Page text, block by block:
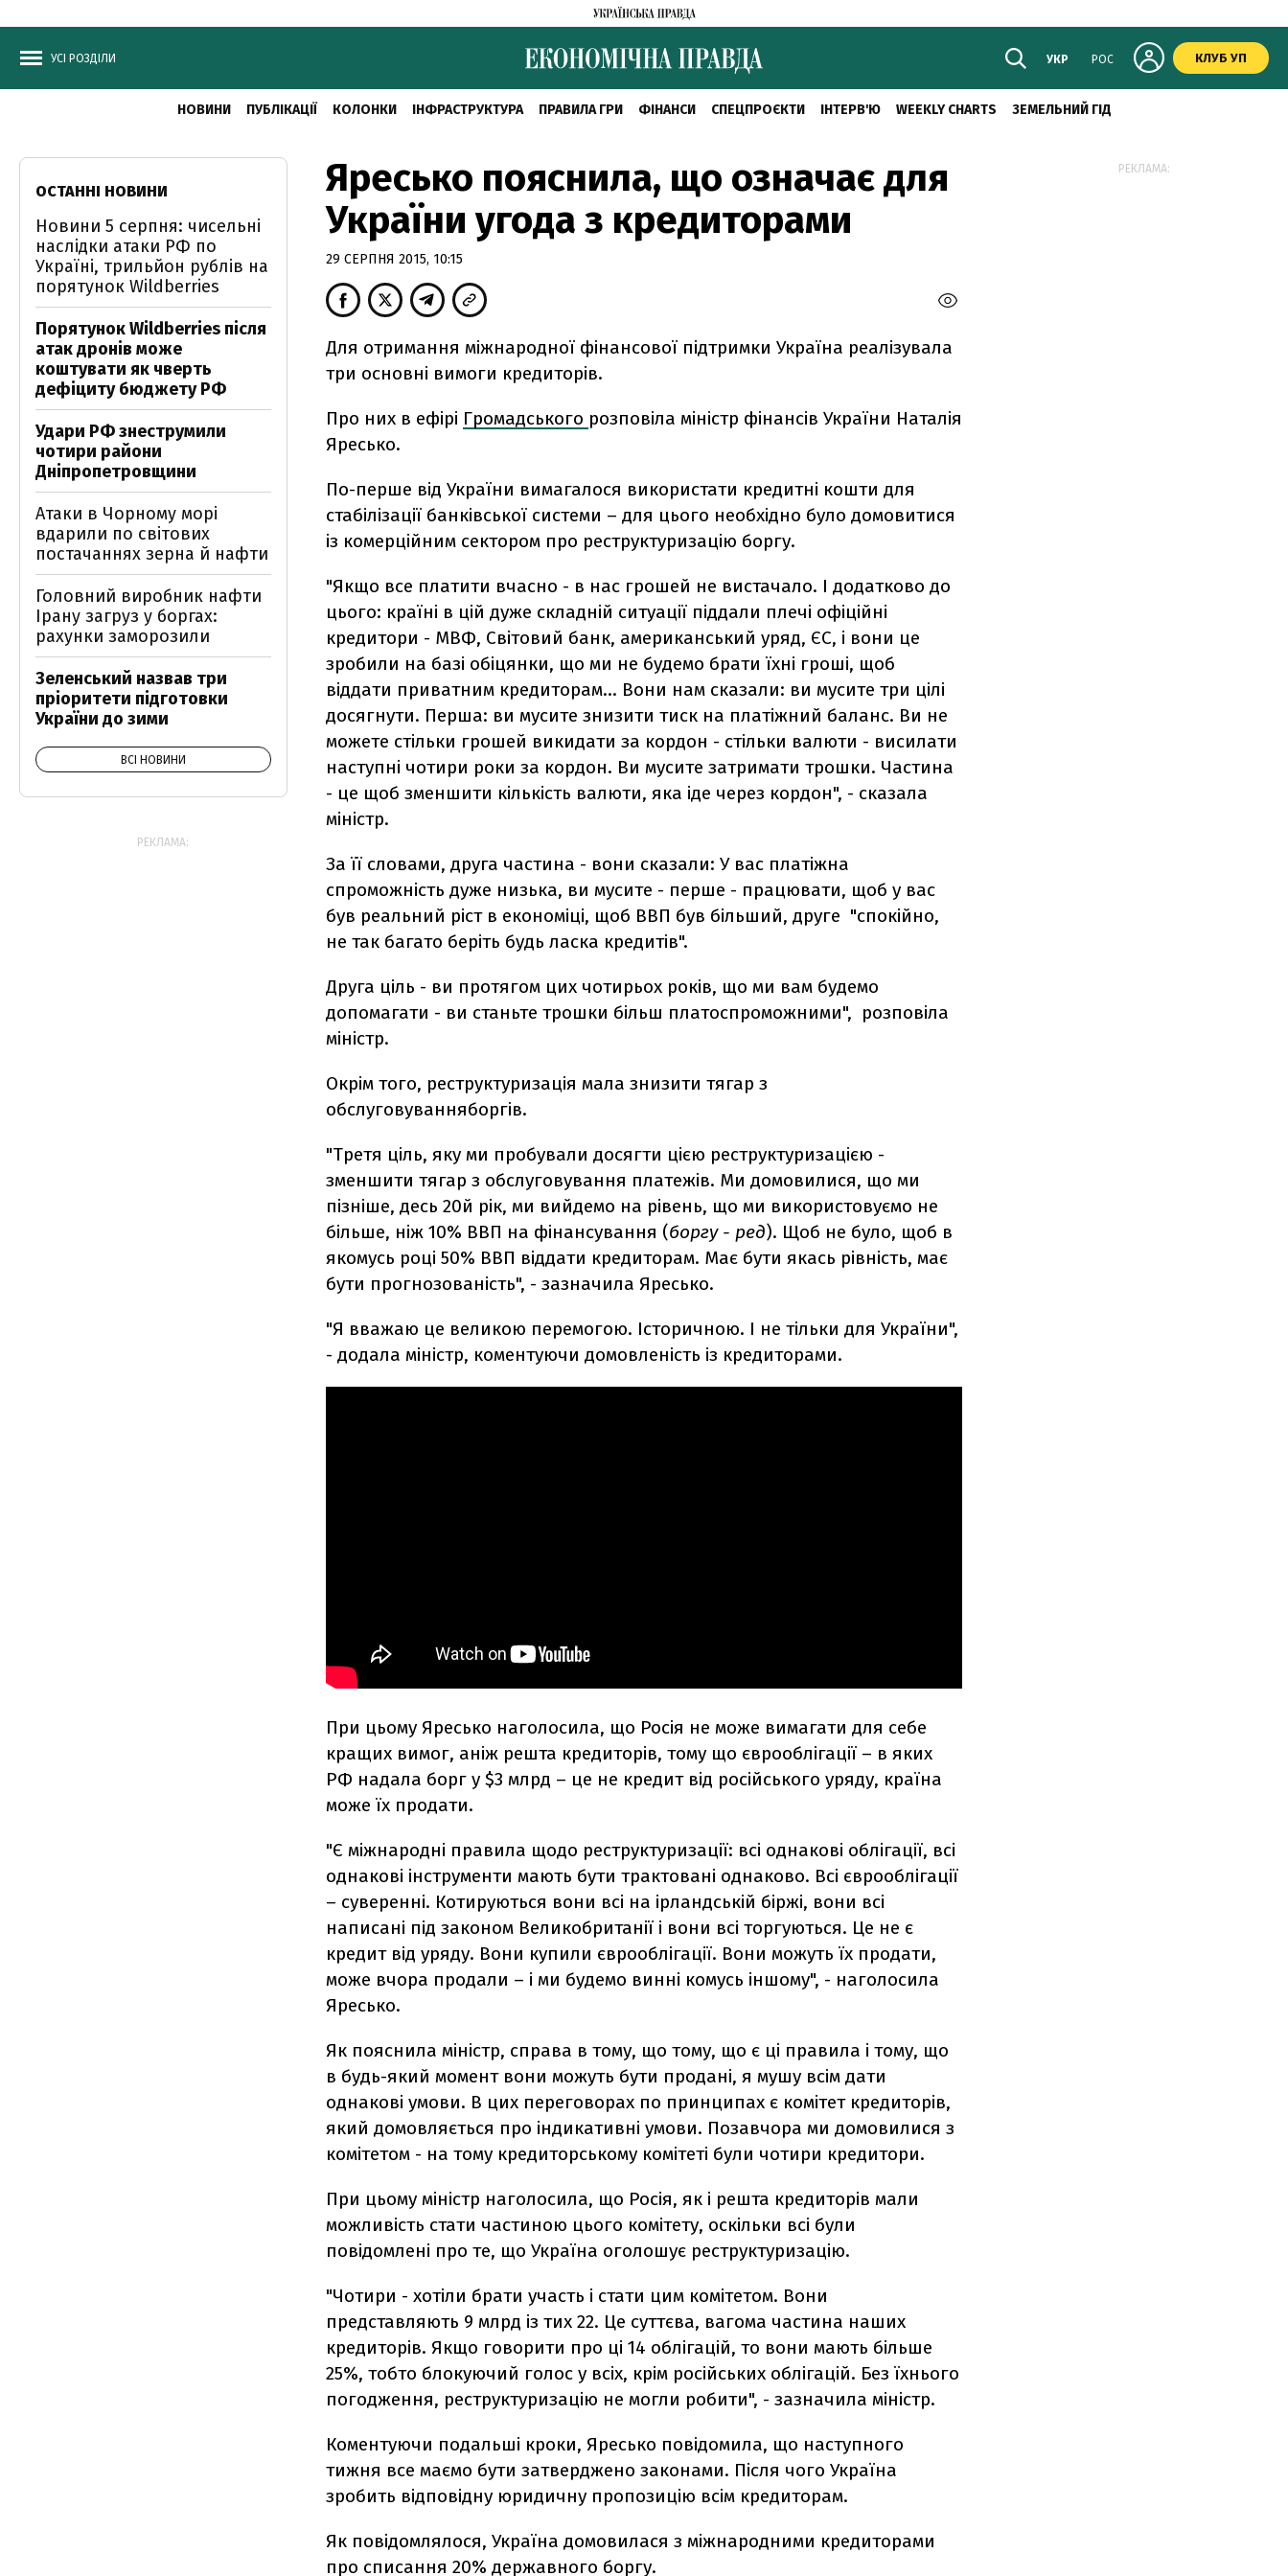
УСІ РОЗДІЛИ УКР РОС КЛУБ УП
НОВИНИ ПУБЛІКАЦІЇ КОЛОНКИ ІНФРАСТРУКТУРА ПРАВИЛА ГРИ ФІНАНСИ СПЕЦПРОЄКТИ ІНТЕРВ'Ю WEEKLY CHARTS ЗЕМЕЛЬНИЙ ГІД
Яресько пояснила, що означає для
України угода з кредиторами
29 СЕРПНЯ 2015, 10:15
Для отримання міжнародної фінансової підтримки Україна реалізувала
три основні вимоги кредиторів.
Про них в ефірі Громадського розповіла міністр фінансів України Наталія
Яресько.
По-перше від України вимагалося використати кредитні кошти для
стабілізації банківської системи – для цього необхідно було домовитися
із комерційним сектором про реструктуризацію боргу.
"Якщо все платити вчасно - в нас грошей не вистачало. І додатково до
цього: країні в цій дуже складній ситуації піддали плечі офіційні
кредитори - МВФ, Світовий банк, американський уряд, ЄС, і вони це
зробили на базі обіцянки, що ми не будемо брати їхні гроші, щоб
віддати приватним кредиторам... Вони нам сказали: ви мусите три цілі
досягнути. Перша: ви мусите знизити тиск на платіжний баланс. Ви не
можете стільки грошей викидати за кордон - стільки валюти - висилати
наступні чотири роки за кордон. Ви мусите затримати трошки. Частина
- це щоб зменшити кількість валюти, яка іде через кордон", - сказала
міністр.
За її словами, друга частина - вони сказали: У вас платіжна
спроможність дуже низька, ви мусите - перше - працювати, щоб у вас
був реальний ріст в економіці, щоб ВВП був більший, друге "спокійно,
не так багато беріть будь ласка кредитів".
Друга ціль - ви протягом цих чотирьох років, що ми вам будемо
допомагати - ви станьте трошки більш платоспроможними", розповіла
міністр.
Окрім того, реструктуризація мала знизити тягар з
обслуговуванняборгів.
"Третя ціль, яку ми пробували досягти цією реструктуризацією -
зменшити тягар з обслуговування платежів. Ми домовилися, що ми
пізніше, десь 20й рік, ми вийдемо на рівень, що ми використовуємо не
більше, ніж 10% ВВП на фінансування (боргу - ред). Щоб не було, щоб в
якомусь році 50% ВВП віддати кредиторам. Має бути якась рівність, має
бути прогнозованість", - зазначила Яресько.
"Я вважаю це великою перемогою. Історичною. І не тільки для України",
- додала міністр, коментуючи домовленість із кредиторами.
При цьому Яресько наголосила, що Росія не може вимагати для себе
кращих вимог, аніж решта кредиторів, тому що єврооблігації – в яких
РФ надала борг у $3 млрд – це не кредит від російського уряду, країна
може їх продати.
"Є міжнародні правила щодо реструктуризації: всі однакові облігації, всі
однакові інструменти мають бути трактовані однаково. Всі єврооблігації
– суверенні. Котируються вони всі на ірландській біржі, вони всі
написані під законом Великобританії і вони всі торгуються. Це не є
кредит від уряду. Вони купили єврооблігації. Вони можуть їх продати,
може вчора продали – і ми будемо винні комусь іншому", - наголосила
Яресько.
Як пояснила міністр, справа в тому, що тому, що є ці правила і тому, що
в будь-який момент вони можуть бути продані, я мушу всім дати
однакові умови. В цих переговорах по принципах є комітет кредиторів,
який домовляється про індикативні умови. Позавчора ми домовилися з
комітетом - на тому кредиторському комітеті були чотири кредитори.
При цьому міністр наголосила, що Росія, як і решта кредиторів мали
можливість стати частиною цього комітету, оскільки всі були
повідомлені про те, що Україна оголошує реструктуризацію.
"Чотири - хотіли брати участь і стати цим комітетом. Вони
представляють 9 млрд із тих 22. Це суттєва, вагома частина наших
кредиторів. Якщо говорити про ці 14 облігацій, то вони мають більше
25%, тобто блокуючий голос у всіх, крім російських облігацій. Без їхнього
погодження, реструктуризацію не могли робити", - зазначила міністр.
Коментуючи подальші кроки, Яресько повідомила, що наступного
тижня все маємо бути затверджено законами. Після чого Україна
зробить відповідну юридичну пропозицію всім кредиторам.
Як повідомлялося, Україна домовилася з міжнародними кредиторами
про списання 20% державного боргу.
ОСТАННІ НОВИНИ
Новини 5 серпня: чисельні
наслідки атаки РФ по
Україні, трильйон рублів на
порятунок Wildberries
Порятунок Wildberries після
атак дронів може
коштувати як чверть
дефіциту бюджету РФ
Удари РФ знеструмили
чотири райони
Дніпропетровщини
Атаки в Чорному морі
вдарили по світових
постачаннях зерна й нафти
Головний виробник нафти
Ірану загруз у боргах:
рахунки заморозили
Зеленський назвав три
пріоритети підготовки
України до зими
ВСІ НОВИНИ
РЕКЛАМА:
РЕКЛАМА: